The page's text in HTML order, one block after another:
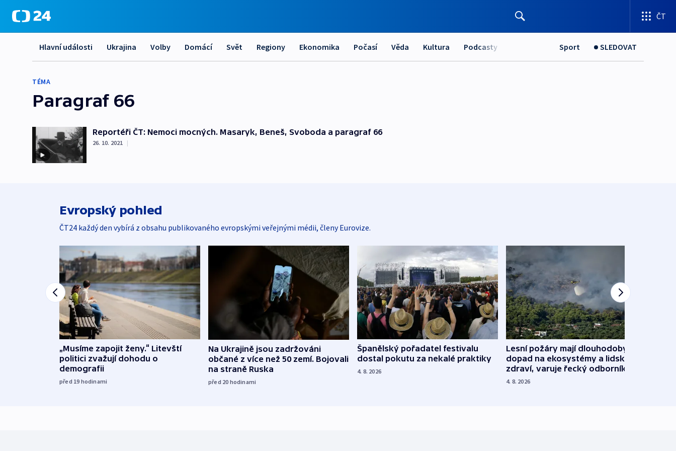
ČT
Hlavní události Ukrajina Volby Domácí Svět Regiony Ekonomika Počasí Věda Kultura Podcasty Sport SLEDOVAT
TÉMA
Paragraf 66
Reportéři ČT: Nemoci mocných. Masaryk, Beneš, Svoboda a paragraf 66
26. 10. 2021 |
Evropský pohled
ČT24 každý den vybírá z obsahu publikovaného evropskými veřejnými médii, členy Eurovize.
„Musíme zapojit ženy.“ Litevští
politici zvažují dohodu o
demografii
před 19 hodinami
Na Ukrajině jsou zadržováni
občané z více než 50 zemí. Bojovali
na straně Ruska
před 20 hodinami
Španělský pořadatel festivalu
dostal pokutu za nekalé praktiky
4. 8. 2026
Lesní požáry mají dlouhodobý
dopad na ekosystémy a lidské
zdraví, varuje řecký odborník
4. 8. 2026